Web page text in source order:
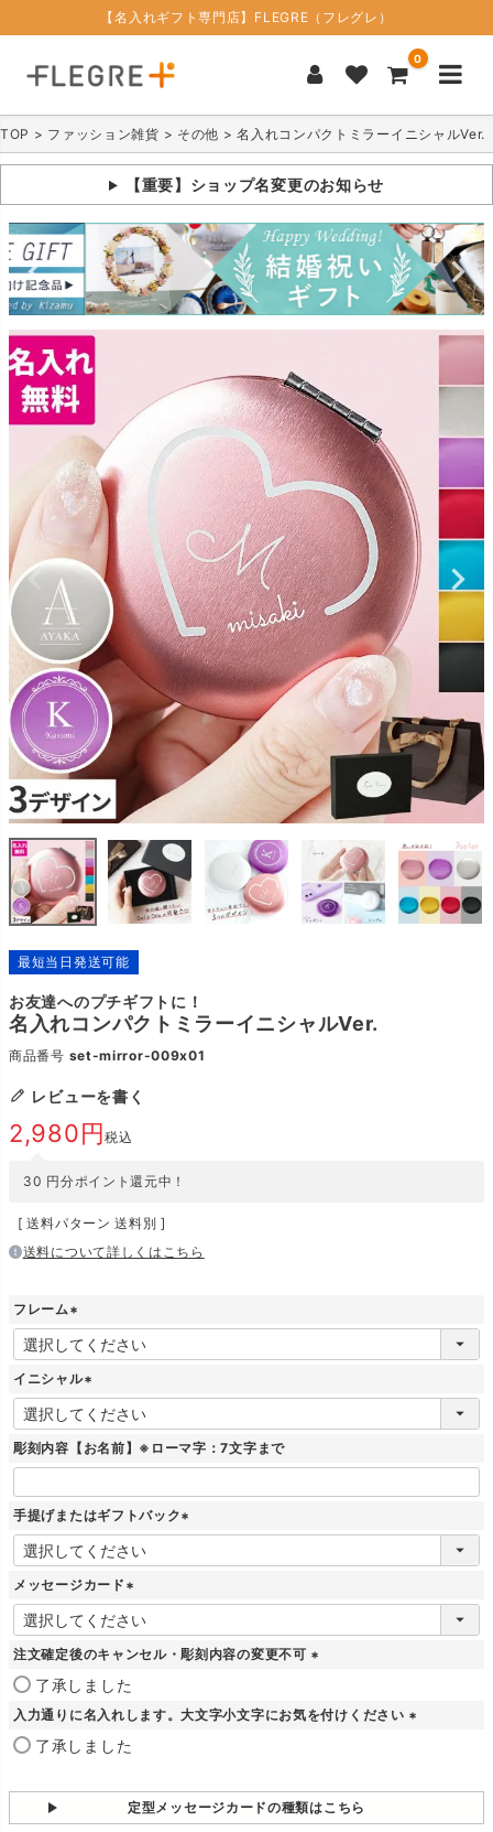
【名入れギフト専門店】FLEGRE（フレグレ）
0
TOP ファッション雑貨 その他 名入れコンパクトミラーイニシャルVer.
【重要】ショップ名変更のお知らせ
最短当日発送可能
お友達へのプチギフトに！
名入れコンパクトミラーイニシャルVer.
商品番号 set-mirror-009x01
レビューを書く
2,980 税込
30 円分ポイント還元中！
送料パターン 送料別
送料について詳しくはこちら
フレーム
(
必
須
イニシャル
(
必
須
彫刻内容【お名前】※ローマ字：7文字まで
手提げまたはギフトバック
(
メッセージカード
(
必
須
注文確定後のキャンセル・彫刻内容の変更不可
須
了承しました
入力通りに名入れします。大文字小文字にお気を付けください
了承しました
定型メッセージカードの種類はこちら